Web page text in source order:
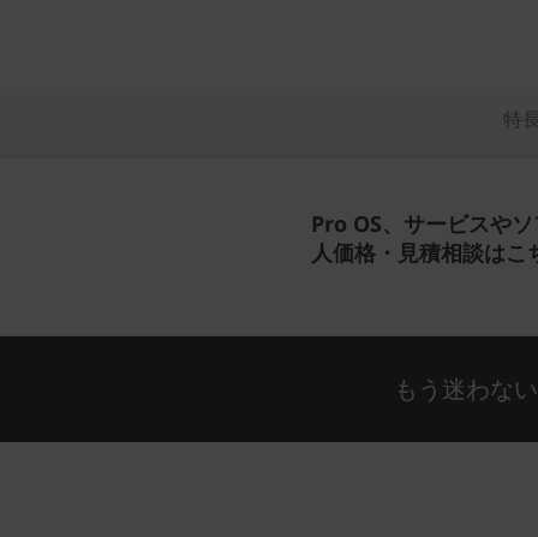
特
Pro OS、サービスや
人価格・見積相談はこ
もう迷わな